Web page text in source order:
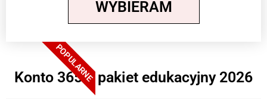
WYBIERAM
POPULARNE
Konto 365 + pakiet edukacyjny 2026